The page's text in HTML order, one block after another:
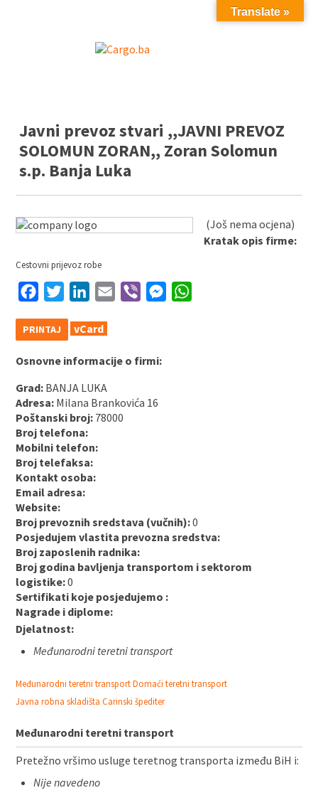
MENU
Javni prevoz stvari ,,JAVNI PREVOZ
SOLOMUN ZORAN,, Zoran Solomun
s.p. Banja Luka
(Još nema ocjena)
Kratak opis firme:
Cestovni prijevoz robe
FacebookTwitterLinkedIn
Email Viber Messenger
PRINTAJ vCard
Osnovne informacije o firmi:
Grad: BANJA LUKA
Adresa: Milana Brankovića 16
Poštanski broj: 78000
Broj telefona:
Mobilni telefon:
Broj telefaksa:
Kontakt osoba:
Email adresa:
Website:
Broj prevoznih sredstava (vučnih):0
Posjedujem vlastita prevozna sredstva:
Broj zaposlenih radnika:
Broj godina bavljenja transportom i sektorom
logistike:0
Sertifikati koje posjedujemo :
Nagrade i diplome:
Djelatnost:
Međunarodni teretni transport
Međunarodni teretni transport Domaći teretni transport
Javna robna skladišta Carinski špediter
Međunarodni teretni transport
Pretežno vršimo usluge teretnog transporta između BiH i:
Nije navedeno
Translate »